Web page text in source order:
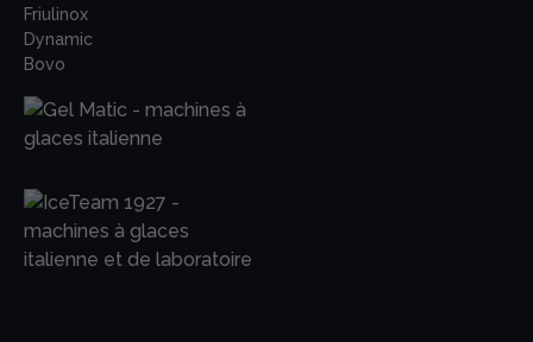
Friulinox
Dynamic
Bovo